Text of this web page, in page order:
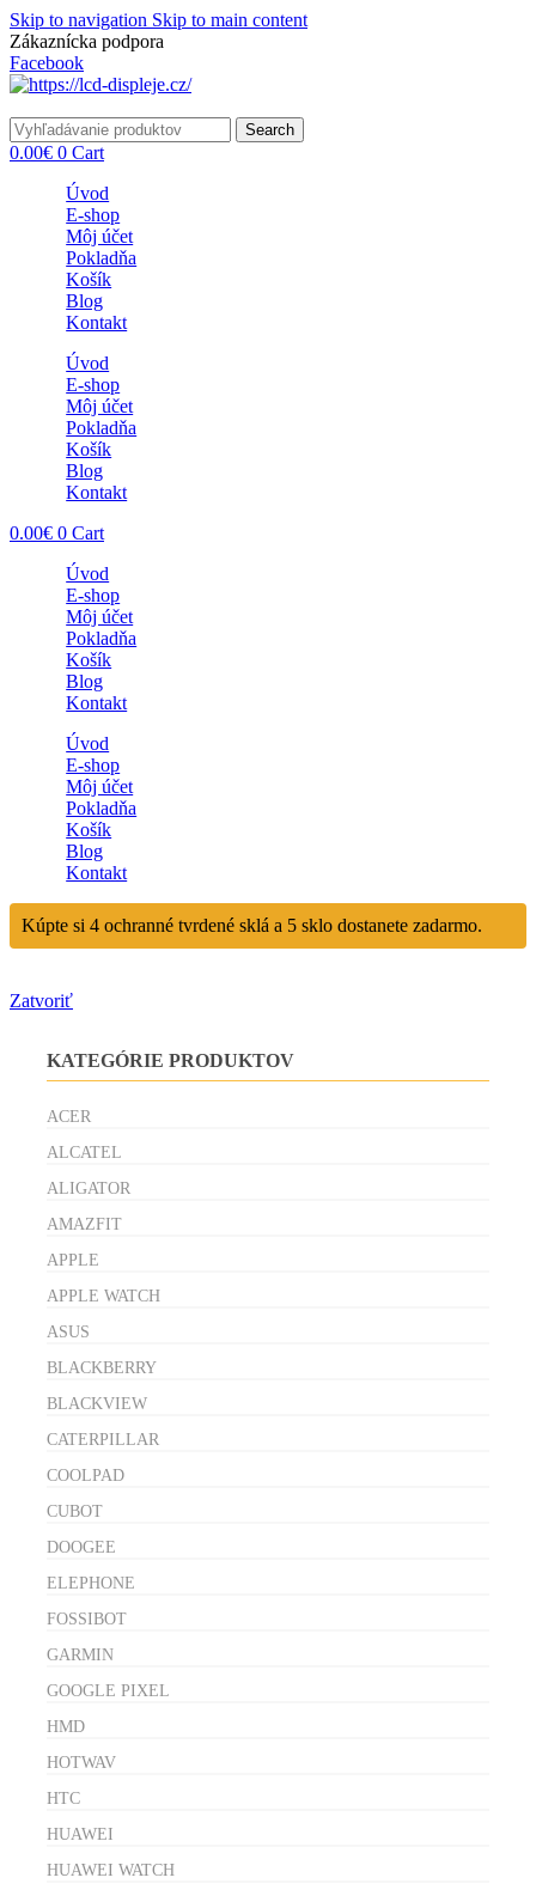
Skip to navigation Skip to main content
Zákaznícka podpora
Facebook
Search
0.00€ 0 Cart
Úvod
E-shop
Môj účet
Pokladňa
Košík
Blog
Kontakt
Úvod
E-shop
Môj účet
Pokladňa
Košík
Blog
Kontakt
0.00€ 0 Cart
Úvod
E-shop
Môj účet
Pokladňa
Košík
Blog
Kontakt
Úvod
E-shop
Môj účet
Pokladňa
Košík
Blog
Kontakt
Kúpte si 4 ochranné tvrdené sklá a 5 sklo dostanete zadarmo.
Zatvoriť
KATEGÓRIE PRODUKTOV
ACER
ALCATEL
ALIGATOR
AMAZFIT
APPLE
APPLE WATCH
ASUS
BLACKBERRY
BLACKVIEW
CATERPILLAR
COOLPAD
CUBOT
DOOGEE
ELEPHONE
FOSSIBOT
GARMIN
GOOGLE PIXEL
HMD
HOTWAV
HTC
HUAWEI
HUAWEI WATCH